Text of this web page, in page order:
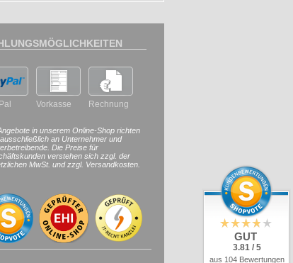
Vorkasse Rechnung
in unserem Online-Shop richten
an Unternehmer und
Die Preise für
verstehen sich zzgl. der
MwSt. und zzgl. Versandkosten.
GUT
3.81 / 5
aus 104 Bewertungen